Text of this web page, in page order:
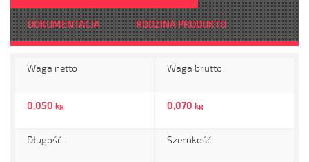
DOKUMENTACJA RODZINA PRODUKTU
Waga netto
0,050 kg
Waga brutto
0,070 kg
Długość Szerokość